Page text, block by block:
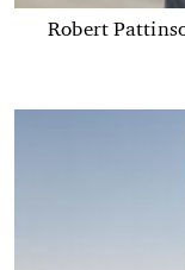
Robert